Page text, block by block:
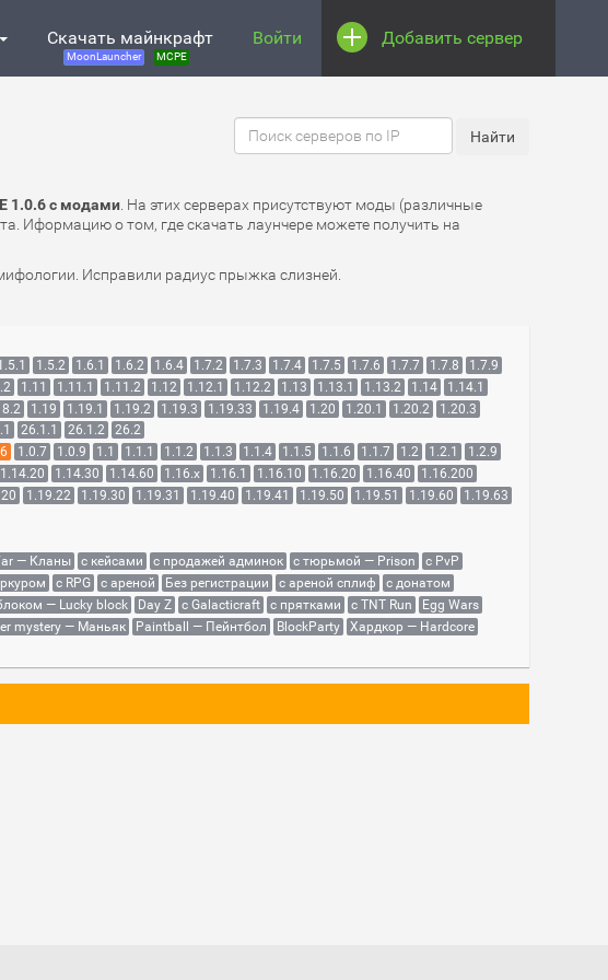
Скачать майнкрафт
MoonLauncher MCPE
Войти Добавить сервер
1.0.6 с модами . На этих серверах присутствуют моды (различные
Иформацию о том, где скачать лаунчере можете получить на
Исправили радиус прыжка слизней.
1.5.2 1.6.1 1.6.2 1.6.4 1.7.2 1.7.3 1.7.4 1.7.5 1.7.6 1.7.7 1.7.8
1.7.9
1.11 1.11.1 1.11.2 1.12 1.12.1 1.12.2 1.13 1.13.1 1.13.2 1.14
1.14.1
1.19 1.19.1 1.19.2 1.19.3 1.19.33 1.19.4 1.20 1.20.1 1.20.2
1.20.3
26.1.1 26.1.2 26.2
1.0.7 1.0.9 1.1 1.1.1 1.1.2 1.1.3 1.1.4 1.1.5 1.1.6 1.1.7 1.2 1.2.1
1.2.9
1.14.20 1.14.30 1.14.60 1.16.x 1.16.1 1.16.10 1.16.20 1.16.40
1.16.200
1.19.22 1.19.30 1.19.31 1.19.40 1.19.41 1.19.50 1.19.51 1.19.60
1.19.63
— Кланы с кейсами с продажей админок с тюрьмой — Prison
с PvP
с RPG с ареной Без регистрации с ареной сплиф
с донатом
— Lucky block Day Z с Galacticraft с прятками с TNT Run
Egg Wars
mystery — Маньяк Paintball — Пейнтбол BlockParty
Хардкор — Hardcore